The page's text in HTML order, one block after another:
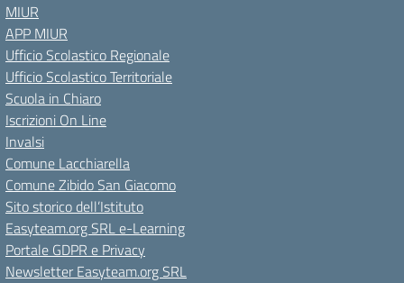
MIUR
APP MIUR
Ufficio Scolastico Regionale
Ufficio Scolastico Territoriale
Scuola in Chiaro
Iscrizioni On Line
Invalsi
Comune Lacchiarella
Comune Zibido San Giacomo
Sito storico dell’Istituto
Easyteam.org SRL e-Learning
Portale GDPR e Privacy
Newsletter Easyteam.org SRL